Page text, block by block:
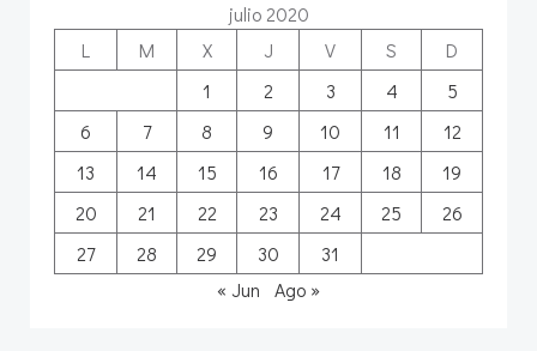
julio 2020
L
M X J V S
D
1
2 3 4
5
6
7 8 9 10 11
12
13
14 15 16 17 18
19
20
21 22 23 24 25
26
27
28 29 30
31
« Jun
Ago »